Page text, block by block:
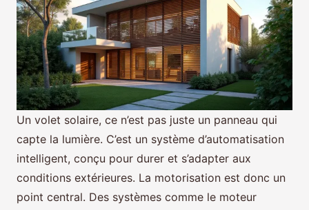
Un volet solaire, ce n’est pas juste un panneau qui
capte la lumière. C’est un système d’automatisation
intelligent, conçu pour durer et s’adapter aux
conditions extérieures. La motorisation est donc un
point central. Des systèmes comme le moteur